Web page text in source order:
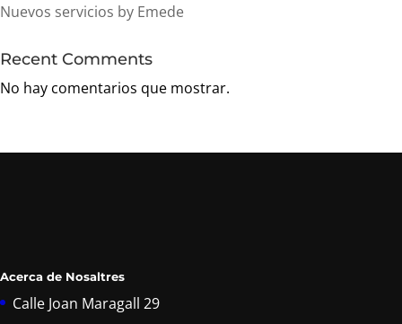
Nuevos servicios by Emede
Recent Comments
No hay comentarios que mostrar.
Acerca de Nosaltres
Calle Joan Maragall 29